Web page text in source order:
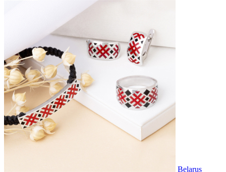
Belarus